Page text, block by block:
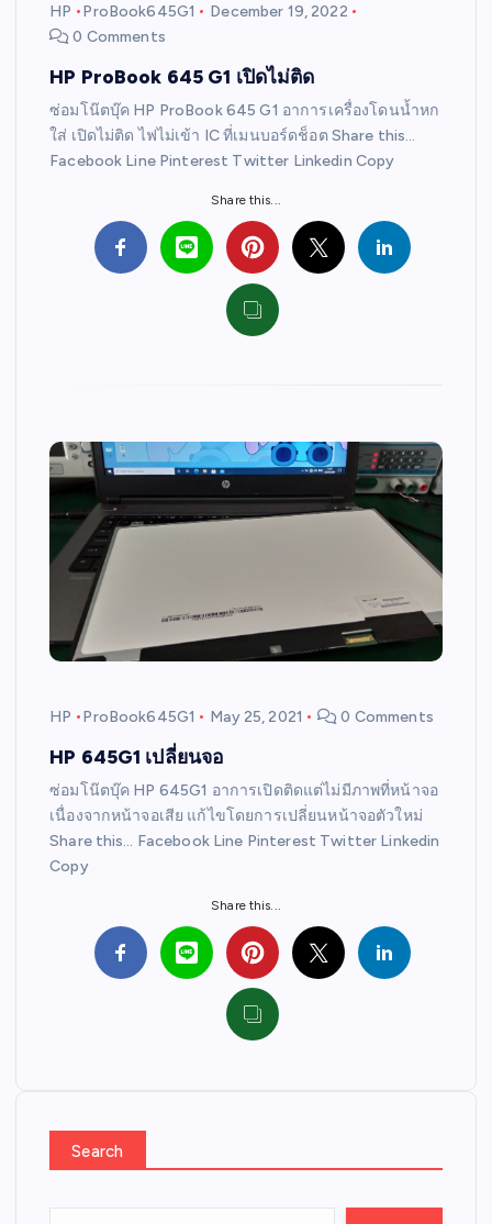
HP ProBook645G1
December 19, 2022
0 Comments
HP ProBook 645 G1 เปิดไม่ติด
ซ่อมโน๊ตบุ๊ค HP ProBook 645 G1 อาการเครื่องโดนน้ำหก
ใส่ เปิดไม่ติด ไฟไม่เข้า IC ที่เมนบอร์ดช็อต Share this…
Facebook Line Pinterest Twitter Linkedin Copy
Share this...
HP ProBook645G1 May 25, 2021 0 Comments
HP 645G1 เปลี่ยนจอ
ซ่อมโน๊ตบุ๊ค HP 645G1 อาการเปิดติดแต่ไม่มีภาพที่หน้าจอ
เนื่องจากหน้าจอเสีย แก้ไขโดยการเปลี่ยนหน้าจอตัวใหม่
Share this… Facebook Line Pinterest Twitter Linkedin
Copy
Share this...
Search